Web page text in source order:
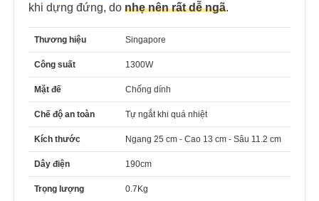
khi dựng đứng, do nhẹ nên rất dễ ngã.
Thương hiệu Singapore
Công suất 1300W
Mặt đế Chống dính
Chế độ an toàn Tự ngắt khi quá nhiệt
Kích thước Ngang 25 cm - Cao 13 cm - Sâu 11.2 cm
Dây điện 190cm
Trọng lượng 0.7Kg